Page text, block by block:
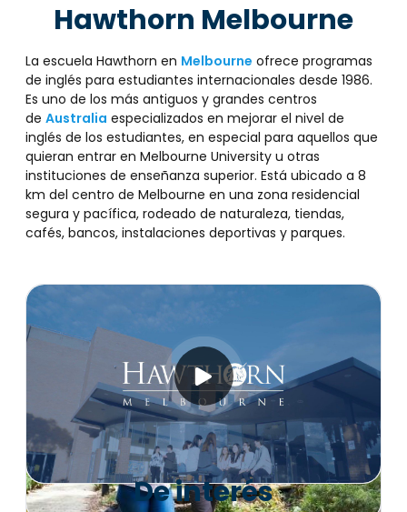
Hawthorn Melbourne
La escuela Hawthorn en Melbourne ofrece programas
de inglés para estudiantes internacionales desde 1986.
Es uno de los más antiguos y grandes centros
deAustralia especializados en mejorar el nivel de
inglés de los estudiantes, en especial para aquellos que
quieran entrar en Melbourne University u otras
instituciones de enseñanza superior. Está ubicado a 8
km del centro de Melbourne en una zona residencial
segura y pacífica, rodeado de naturaleza, tiendas,
cafés, bancos, instalaciones deportivas y parques.
De interés